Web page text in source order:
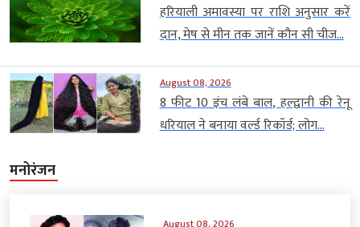
हरियाली अमावस्या पर राशि अनुसार करें
दान, मेष से मीन तक जानें कौन सी चीज...
August 08, 2026
8 फीट 10 इंच लंबे बाल, हल्द्वानी की रेनू
धरियाल ने बनाया वर्ल्ड रिकॉर्ड; लोग...
मनोरंजन
August 08, 2026